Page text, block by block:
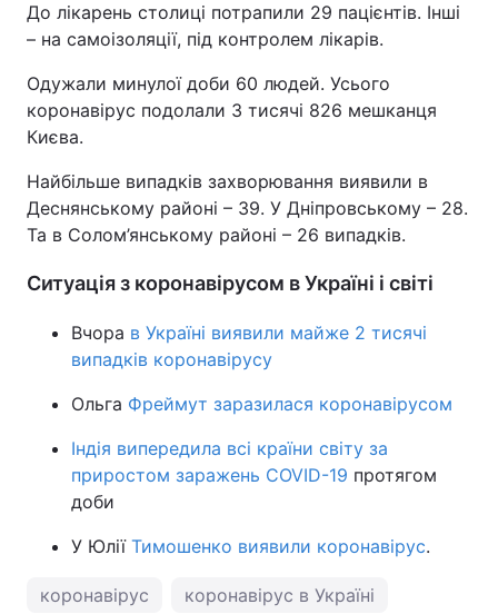
До лікарень столиці потрапили 29 пацієнтів. Інші
– на самоізоляції, під контролем лікарів.
Одужали минулої доби 60 людей. Усього
коронавірус подолали 3 тисячі 826 мешканця
Києва.
Найбільше випадків захворювання виявили в
Деснянському районі – 39. У Дніпровському – 28.
Та в Солом’янському районі – 26 випадків.
Ситуація з коронавірусом в Україні і світі
Вчора в Україні виявили майже 2 тисячі
випадків коронавірусу
Ольга Фреймут заразилася коронавірусом
Індія випередила всі країни світу за
приростом заражень COVID-19 протягом
доби
У Юлії Тимошенко виявили коронавірус.
коронавірус коронавірус в Україні